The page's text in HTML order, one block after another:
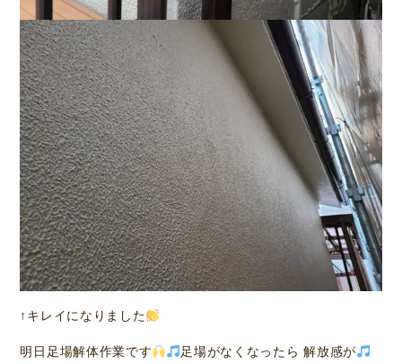
↑キレイになりました
明日足場解体作業です 足場がなくなったら 解放感が